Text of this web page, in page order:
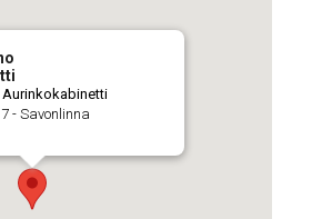
- Savonlinna